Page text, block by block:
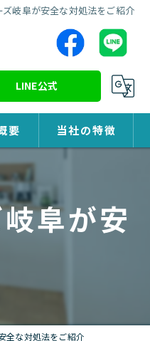
岐阜が安全な対処法をご紹介
LINE公式
要 当社の特徴
除カビ
阜が安
全な対処法をご紹介